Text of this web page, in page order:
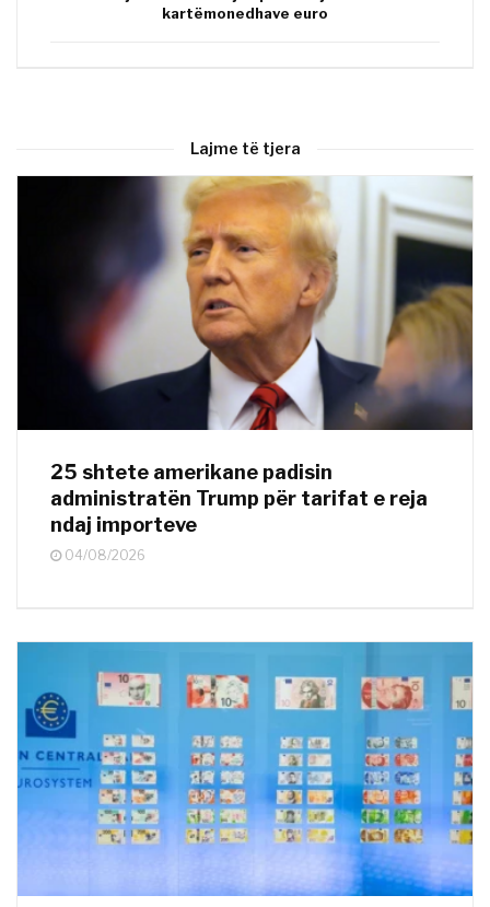
kartëmonedhave euro
Lajme të tjera
25 shtete amerikane padisin
administratën Trump për tarifat e reja
ndaj importeve
04/08/2026